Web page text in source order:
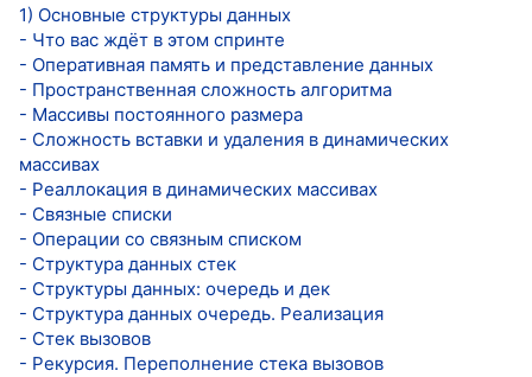
1) Основные структуры данных
- Что вас ждёт в этом спринте
- Оперативная память и представление данных
- Пространственная сложность алгоритма
- Массивы постоянного размера
- Сложность вставки и удаления в динамических
массивах
- Реаллокация в динамических массивах
- Связные списки
- Операции со связным списком
- Структура данных стек
- Структуры данных: очередь и дек
- Структура данных очередь. Реализация
- Стек вызовов
- Рекурсия. Переполнение стека вызовов